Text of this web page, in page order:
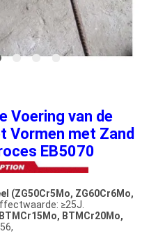
Voering van de
Vormen met Zand
EB5070
(ZG50Cr5Mo, ZG60Cr6Mo,
≥25J.
BTMCr20Mo,